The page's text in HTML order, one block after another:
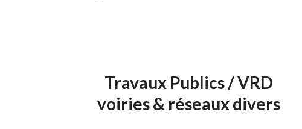
Travaux Publics / VRD
voiries & réseaux divers